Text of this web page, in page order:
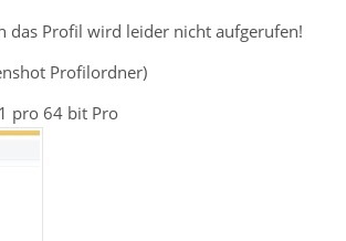
das Profil wird leider nicht aufgerufen!
Profilordner)
pro 64 bit Pro